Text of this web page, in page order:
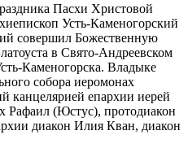
Пасхи Христовой
Усть-Каменогорский
совершил Божественную
в Свято-Андреевском
Каменогорска. Владыке
собора иеромонах
канцелярией епархии иерей
Рафаил (Юстус), протодиакон
диакон Илия Кван, диакон